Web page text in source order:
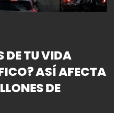
DE TU VIDA
ASÍ AFECTA
DE